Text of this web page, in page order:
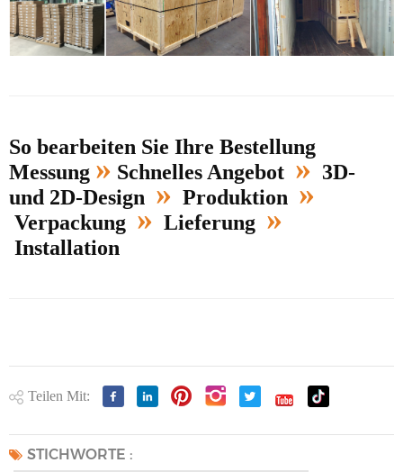
So bearbeiten Sie Ihre Bestellung
Messung » Schnelles Angebot » 3D-
und 2D-Design » Produktion »
Verpackung » Lieferung »
Installation
Teilen Mit:
STICHWORTE :